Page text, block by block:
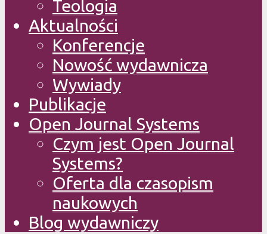
Teologia
Aktualności
Konferencje
Nowość wydawnicza
Wywiady
Publikacje
Open Journal Systems
Czym jest Open Journal
Systems?
Oferta dla czasopism
naukowych
Blog wydawniczy